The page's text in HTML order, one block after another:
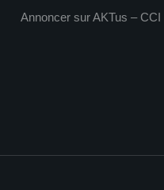
Annoncer sur AKTus – CCI